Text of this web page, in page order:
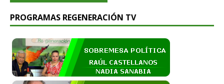
PROGRAMAS REGENERACIÓN TV